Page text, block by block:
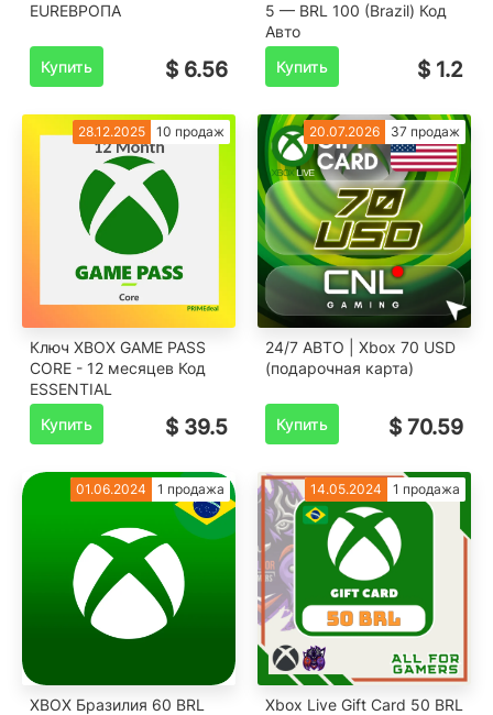
EURЕВРОПА
Купить $ 6.56
5 — BRL 100 (Brazil) Код
Авто
Купить
$ 1.2
28.12.2025 10 продаж
Ключ XBOX GAME PASS
CORE - 12 месяцев Код
ESSENTIAL
Купить
$ 39.5
20.07.2026 37 продаж
24/7 АВТО | Xbox 70 USD
(подарочная карта)
Купить $ 70.59
01.06.2024 1 продажа
XBOX Бразилия 60 BRL
14.05.2024 1 продажа
Xbox Live Gift Card 50 BRL